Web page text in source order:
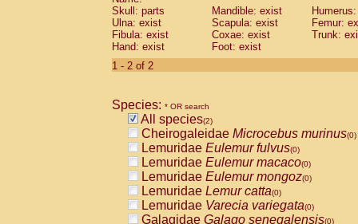
Cebidae Cebus nigrivittatus
Cebidae Cebusspp.(0)
Cebidae Saimiri boliviensis
CebidaeSaimiri sciureus(0)
AtelidaeAlouatta caraya(0)
Atelidae Alouatta seniculus
AtelidaeAlouatta
AtelidaeAteles belzebuth(0)
AtelidaeAteles geoffroyi(0)
AtelidaeAteles paniscus(0)
AtelidaeAtelesspp. (0)
AtelidaeLagothrix lagothricha
AtelidaeLagothrix lagothricha cana
PitheciidaeCacajao calvus
Skull: parts
Mandible: exist
Ulna: exist
Scapula: exist
Femur:
Fibula: exist
Coxae: exist
Trunk:
Hand: exist
Foot: exist
1 - 2 of 2
Species: * OR search
All species(2)
Cheirogaleidae Microcebus murinus(0)
Lemuridae Eulemur fulvus(0)
Lemuridae Eulemur macaco(0)
Lemuridae Eulemur mongoz(0)
Lemuridae Lemur catta(0)
Lemuridae Varecia variegata(0)
Galagidae Galago senegalensis(0)